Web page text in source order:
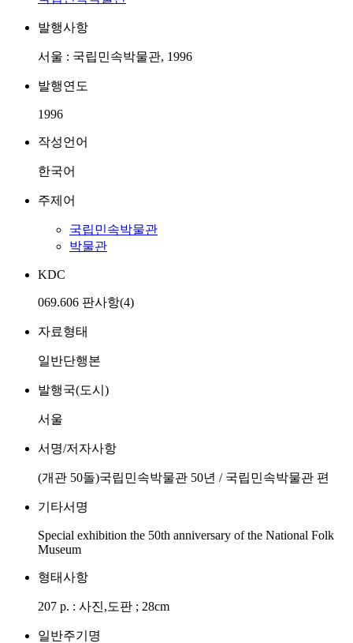
발행사항
서울 : 국립민속박물관, 1996
발행연도
1996
작성언어
한국어
주제어
국립민속박물관
박물관
KDC
069.606 판사항(4)
자료형태
일반단행본
발행국(도시)
서울
서명/저자사항
(개관 50돌)국립민속박물관 50년 / 국립민속박물관 편
기타서명
Special exhibition the 50th anniversary of the National Folk
Museum
형태사항
207 p. : 사진,도판 ; 28cm
일반주기명